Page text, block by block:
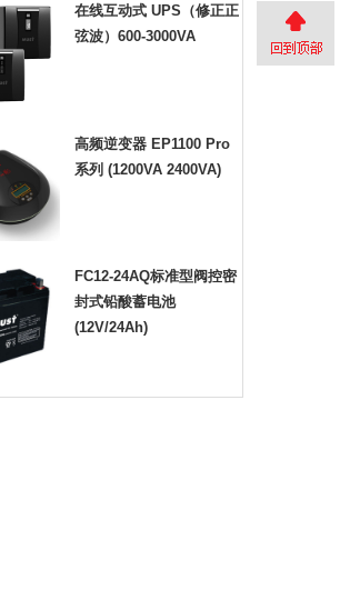
在线互动式 UPS（修正正
弦波）600-3000VA
高频逆变器 EP1100 Pro
系列 (1200VA 2400VA)
FC12-24AQ标准型阀控密
封式铅酸蓄电池
(12V/24Ah)